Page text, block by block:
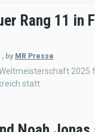
Rang 11 in
, by MR Presse
statt.